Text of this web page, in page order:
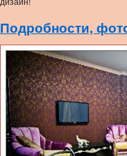
Подробности,